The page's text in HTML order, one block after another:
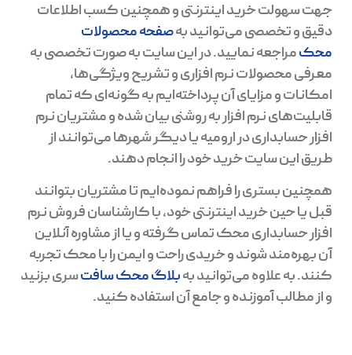
جهت سهولت خرید اینترنتی و همچنین کسب اطلاعات
دقیق و تخصصی می‌توانید بهصفحه محصولات
محکمراجعه نمایید. در این سایت به صورت تخصصی به
معرفی محصولات نرم افزاری و تشریح ویژگی‌ها،
امکانات و مزایای آن پرداخته‌ایم به گونه‌ای که تمام
قابلیت‌های نرم افزار به روشنی بیان شده و مشتریان نرم
افزار حسابداری در ارومیه یا دیگر شهرها می‌توانند از
طریق این سایت خرید خود را انجام دهند.
همچنین بستری را فراهم نموده‌ایم تا مشتریان بتوانند
قبل یا حین خرید اینترنتی خود، با کارشناسان فروش نرم
افزار حسابداری محک تماس گرفته و یا از مشاوره‌ آنلاین
آن بهره‌مند شوند و خریدی راحت و ایمن را با محک تجربه
کنند. به علاوه می‌توانید بهبلاگ محک سافتسری بزنید
و از مطالب آموزنده و جامع آن استفاده کنید.